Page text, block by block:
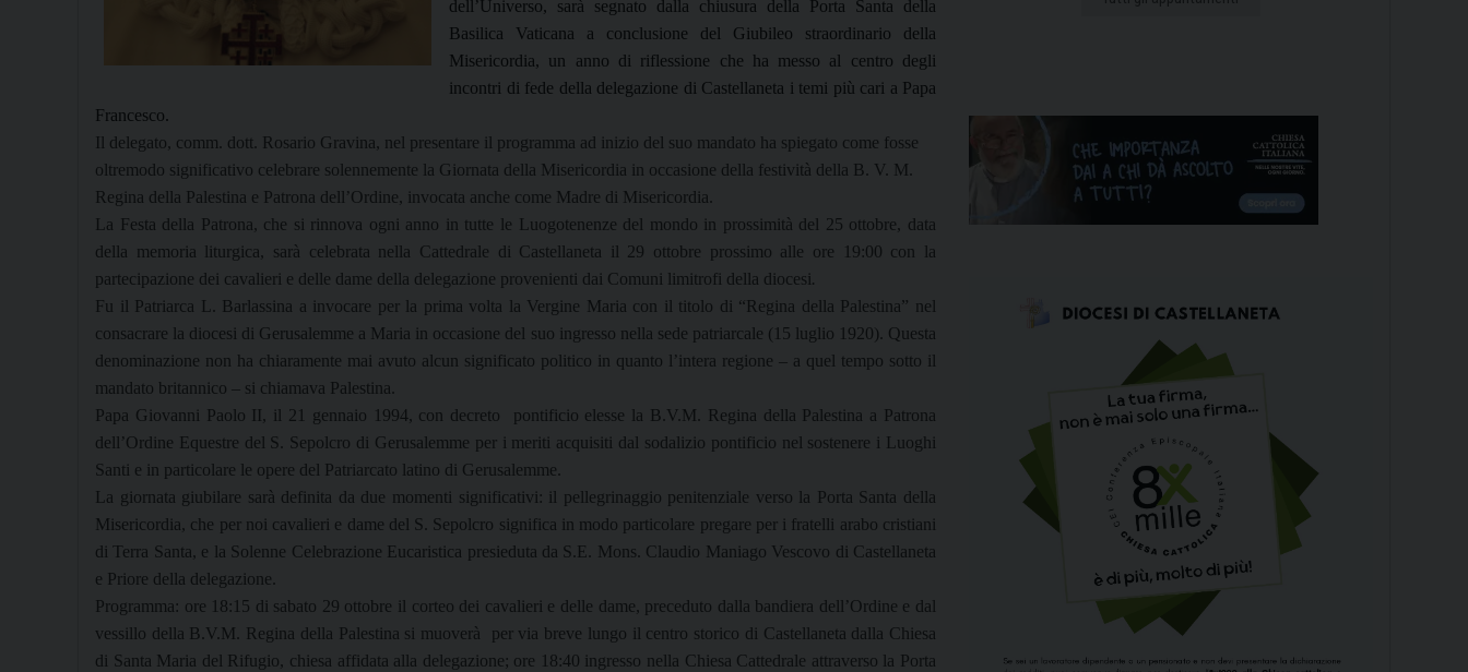
dell’Universo, sarà segnato dalla chiusura della Porta Santa della
Basilica Vaticana a conclusione del Giubileo straordinario della
Misericordia, un anno di riflessione che ha messo al centro degli
incontri di fede della delegazione di Castellaneta i temi più cari a Papa
Francesco.
Il delegato, comm. dott. Rosario Gravina, nel presentare il programma ad inizio del suo mandato ha spiegato come fosse
oltremodo significativo celebrare solennemente la Giornata della Misericordia in occasione della festività della B. V. M.
Regina della Palestina e Patrona dell’Ordine, invocata anche come Madre di Misericordia.
La Festa della Patrona, che si rinnova ogni anno in tutte le Luogotenenze del mondo in prossimità del 25 ottobre, data
della memoria liturgica, sarà celebrata nella Cattedrale di Castellaneta il 29 ottobre prossimo alle ore 19:00 con la
partecipazione dei cavalieri e delle dame della delegazione provenienti dai Comuni limitrofi della diocesi.
Fu il Patriarca L. Barlassina a invocare per la prima volta la Vergine Maria con il titolo di “Regina della Palestina” nel
consacrare la diocesi di Gerusalemme a Maria in occasione del suo ingresso nella sede patriarcale (15 luglio 1920). Questa
denominazione non ha chiaramente mai avuto alcun significato politico in quanto l’intera regione – a quel tempo sotto il
mandato britannico – si chiamava Palestina.
Papa Giovanni Paolo II, il 21 gennaio 1994, con decreto pontificio elesse la B.V.M. Regina della Palestina a Patrona
dell’Ordine Equestre del S. Sepolcro di Gerusalemme per i meriti acquisiti dal sodalizio pontificio nel sostenere i Luoghi
Santi e in particolare le opere del Patriarcato latino di Gerusalemme.
La giornata giubilare sarà definita da due momenti significativi: il pellegrinaggio penitenziale verso la Porta Santa della
Misericordia, che per noi cavalieri e dame del S. Sepolcro significa in modo particolare pregare per i fratelli arabo cristiani
di Terra Santa, e la Solenne Celebrazione Eucaristica presieduta da S.E. Mons. Claudio Maniago Vescovo di Castellaneta
e Priore della delegazione.
Programma: ore 18:15 di sabato 29 ottobre il corteo dei cavalieri e delle dame, preceduto dalla bandiera dell’Ordine e dal
vessillo della B.V.M. Regina della Palestina si muoverà per via breve lungo il centro storico di Castellaneta dalla Chiesa
di Santa Maria del Rifugio, chiesa affidata alla delegazione; ore 18:40 ingresso nella Chiesa Cattedrale attraverso la Porta